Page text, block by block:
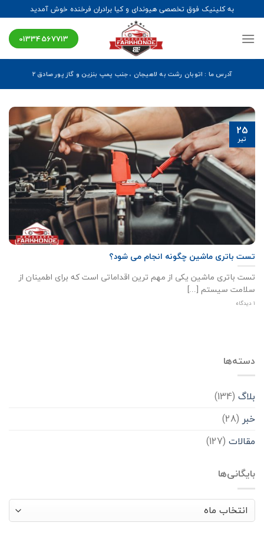
to
content
به کلینیک فوق تخصصی هیوندای و کیا برادران فرخنده خوش آمدید
01334567713
آدرس ما : اتوبان رشت به لاهیجان ، جنب پمپ بنزین و گاز پور صادق ۲
تست باتری ماشین چگونه انجام می شود؟
تست باتری ماشین یکی از مهم ترین اقداماتی است که برای اطمینان از
سلامت سیستم [...]
1 دیدگاه
25
تیر
دسته‌ها
بلاگ (134)
خبر (28)
مقالات (127)
بایگانی‌ها
بایگانی‌ها